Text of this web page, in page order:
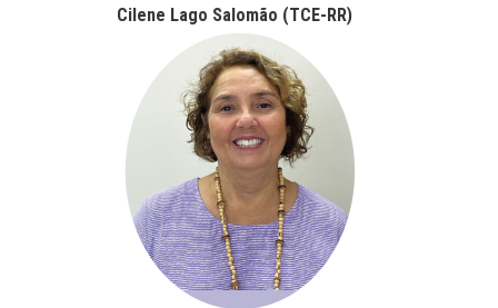
Cilene Lago Salomão (TCE-RR)